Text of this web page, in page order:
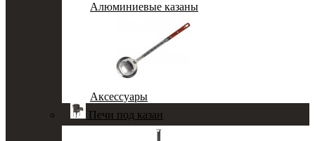
Алюминиевые казаны
Аксессуары
Печи под казан